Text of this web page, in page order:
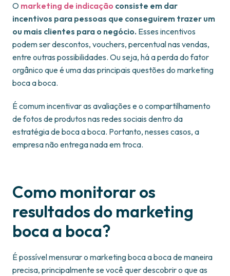
O marketing de indicação consiste em dar
incentivos para pessoas que conseguirem trazer um
ou mais clientes para o negócio. Esses incentivos
podem ser descontos, vouchers, percentual nas vendas,
entre outras possibilidades. Ou seja, há a perda do fator
orgânico que é uma das principais questões do marketing
boca a boca.
É comum incentivar as avaliações e o compartilhamento
de fotos de produtos nas redes sociais dentro da
estratégia de boca a boca. Portanto, nesses casos, a
empresa não entrega nada em troca.
Como monitorar os
resultados do marketing
boca a boca?
É possível mensurar o marketing boca a boca de maneira
precisa, principalmente se você quer descobrir o que as